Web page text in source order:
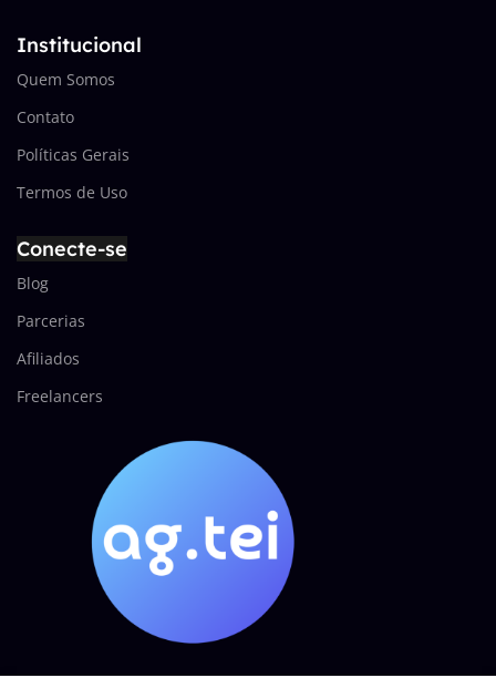
Institucional
Quem Somos
Contato
Políticas Gerais
Termos de Uso
Conecte-se
Blog
Parcerias
Afiliados
Freelancers